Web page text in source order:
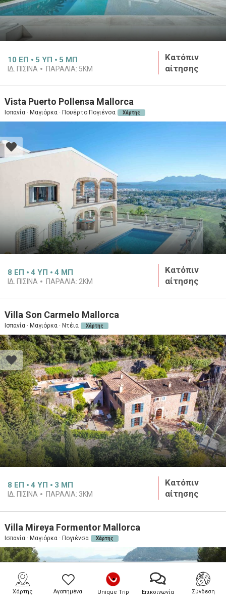
Χάρτης Αγαπημένα Unique Trip Επικοινωνία Σύνδεση
10 ΕΠ 5 ΥΠ 5 ΜΠ
ΙΔ. ΠΙΣΊΝΑ ΠΑΡΑΛΊΑ: 5KM
Κατόπιν
αίτησης
Vista Puerto Pollensa Mallorca
Ισπανία · Μαγιόρκα · Πουέρτο Πογιένσα Χάρτης
8 ΕΠ 4 ΥΠ 4 ΜΠ
ΙΔ. ΠΙΣΊΝΑ ΠΑΡΑΛΊΑ: 2KM
Κατόπιν
αίτησης
Villa Son Carmelo Mallorca
Ισπανία · Μαγιόρκα · Ντέια Χάρτης
8 ΕΠ 4 ΥΠ 3 ΜΠ
ΙΔ. ΠΙΣΊΝΑ ΠΑΡΑΛΊΑ: 3KM
Κατόπιν
αίτησης
Villa Mireya Formentor Mallorca
Ισπανία · Μαγιόρκα · Πογιένσα Χάρτης